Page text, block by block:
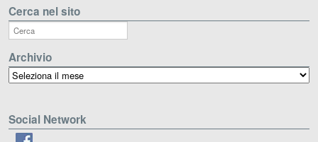
Cerca nel sito
Archivio
Archivio
Social Network